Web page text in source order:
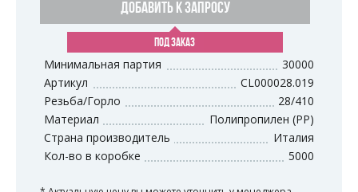
ДОБАВИТЬ К ЗАПРОСУ
ПОД ЗАКАЗ
Минимальная партия
30000
Артикул
CL000028.019
Резьба/Горло
28/410
Материал
Полипропилен (PP)
Страна производитель
Италия
Кол-во в коробке
5000